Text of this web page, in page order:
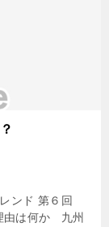
ンド 第６回
由は何か 九州